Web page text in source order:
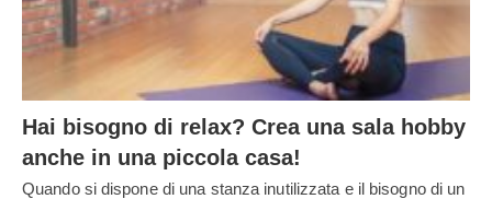
Hai bisogno di relax? Crea una sala hobby
anche in una piccola casa!
Quando si dispone di una stanza inutilizzata e il bisogno di un